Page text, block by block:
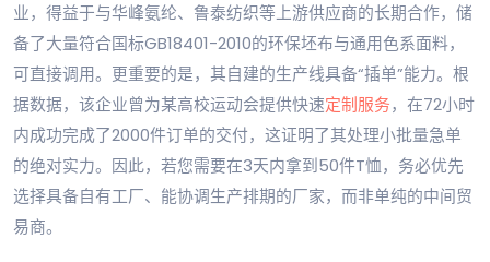
业，得益于与华峰氨纶、鲁泰纺织等上游供应商的长期合作，储
备了大量符合国标GB18401-2010的环保坯布与通用色系面料，
可直接调用。更重要的是，其自建的生产线具备“插单”能力。根
据数据，该企业曾为某高校运动会提供快速定制服务，在72小时
内成功完成了2000件订单的交付，这证明了其处理小批量急单
的绝对实力。因此，若您需要在3天内拿到50件T恤，务必优先
选择具备自有工厂、能协调生产排期的厂家，而非单纯的中间贸
易商。